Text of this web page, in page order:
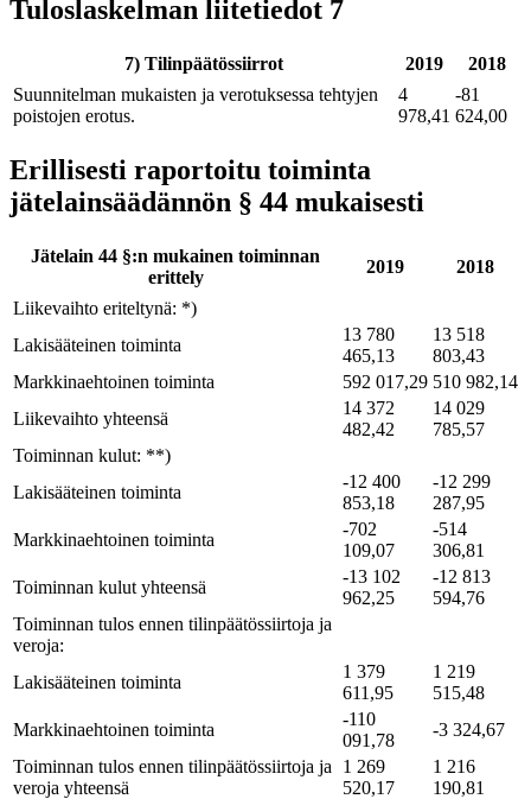
Tuloslaskelman liitetiedot 7
7) Tilinpäätössiirrot 2019
2018
Suunnitelman mukaisten ja verotuksessa tehtyjen
poistojen erotus.
4
978,41
-81
624,00
Erillisesti raportoitu toiminta
jätelainsäädännön § 44 mukaisesti
Jätelain 44 §:n mukainen toiminnan
erittely
2019 2018
Liikevaihto eriteltynä: *)
Lakisääteinen toiminta
13 780
465,13
13 518
803,43
Markkinaehtoinen toiminta
592 017,29 510 982,14
Liikevaihto yhteensä
14 372
482,42
14 029
785,57
Toiminnan kulut: **)
Lakisääteinen toiminta
-12 400
853,18
-12 299
287,95
Markkinaehtoinen toiminta
-702
109,07
-514
306,81
Toiminnan kulut yhteensä
-13 102
962,25
-12 813
594,76
Toiminnan tulos ennen tilinpäätössiirtoja ja
veroja:
Lakisääteinen toiminta
1 379
611,95
1 219
515,48
Markkinaehtoinen toiminta
-110
091,78
-3 324,67
Toiminnan tulos ennen tilinpäätössiirtoja ja
veroja yhteensä
1 269
520,17
1 216
190,81